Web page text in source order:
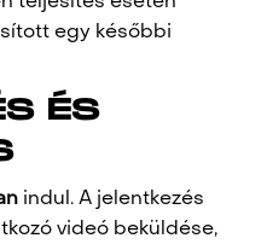
egy későbbi
ÉS
indul. A jelentkezés
videó beküldése,